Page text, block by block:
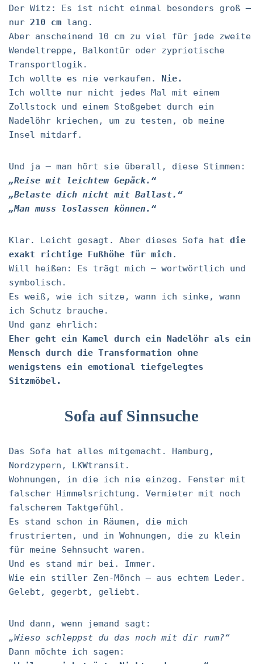
Der Witz: Es ist nicht einmal besonders groß –
nur 210 cm lang.
Aber anscheinend 10 cm zu viel für jede zweite
Wendeltreppe, Balkontür oder zypriotische
Transportlogik.
Ich wollte es nie verkaufen. Nie.
Ich wollte nur nicht jedes Mal mit einem
Zollstock und einem Stoßgebet durch ein
Nadelöhr kriechen, um zu testen, ob meine
Insel mitdarf.
Und ja – man hört sie überall, diese Stimmen:
„Reise mit leichtem Gepäck.“
„Belaste dich nicht mit Ballast.“
„Man muss loslassen können.“
Klar. Leicht gesagt. Aber dieses Sofa hat die
exakt richtige Fußhöhe für mich .
Will heißen: Es trägt mich – wortwörtlich und
symbolisch.
Es weiß, wie ich sitze, wann ich sinke, wann
ich Schutz brauche.
Und ganz ehrlich:
Eher geht ein Kamel durch ein Nadelöhr als ein
Mensch durch die Transformation ohne
wenigstens ein emotional tiefgelegtes
Sitzmöbel.
Sofa auf Sinnsuche
Das Sofa hat alles mitgemacht. Hamburg,
Nordzypern, LKWtransit.
Wohnungen, in die ich nie einzog. Fenster mit
falscher Himmelsrichtung. Vermieter mit noch
falscherem Taktgefühl.
Es stand schon in Räumen, die mich
frustrierten, und in Wohnungen, die zu klein
für meine Sehnsucht waren.
Und es stand mir bei. Immer.
Wie ein stiller Zen-Mönch – aus echtem Leder.
Gelebt, gegerbt, geliebt.
Und dann, wenn jemand sagt:
„Wieso schleppst du das noch mit dir rum?“
Dann möchte ich sagen: